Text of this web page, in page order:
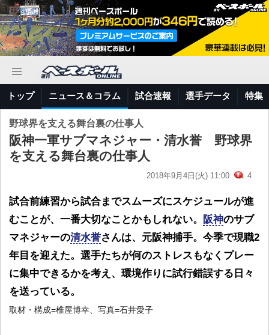
トップ ニュース＆コラム 試合速報 選手データ 特集
野球界を支える舞台裏の仕事人
阪神一軍サブマネジャー・清水誉 野球界
を支える舞台裏の仕事人
2018年9月4日(火) 11:00 4
試合前練習から試合までスムーズにスケジュールが進
むことが、一番大切なことかもしれない。
阪神のサブ
マネジャーの清水誉さんは、元阪神捕手。今季で現職2
年目を迎えた。選手たちが何のストレスもなくプレー
に集中できるかを考え、環境作りに試行錯誤する日々
を送っている。
取材・構成=椎屋博幸、写真=石井愛子